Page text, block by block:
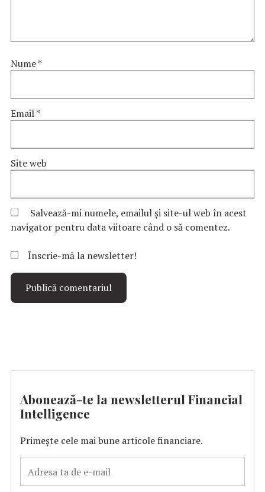
Nume*
Email*
Site web
Salvează-mi numele, emailul și site-ul web în acest
navigator pentru data viitoare când o să comentez.
Înscrie-mă la newsletter!
Abonează-te la newsletterul Financial
Intelligence
Primește cele mai bune articole financiare.